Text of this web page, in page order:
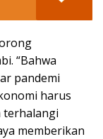
“Bahwa
pandemi
harus
terhalangi
memberikan